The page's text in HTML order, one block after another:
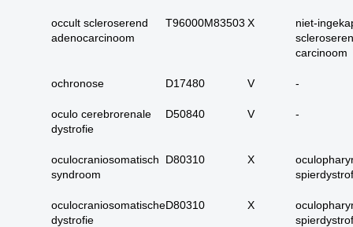
plaveiselcel-
16. alle benigne
18. alle
basaalcelcarcinomen
19. alle (primaire)
occult scleroserend
adenocarcinoom
T96000M83503 X
niet-
carcinoom
ochronose D17480 V -
oculo cerebrorenale
dystrofie
D50840 V -
oculocraniosomatisch
syndroom
D80310 X
oculocraniosomatische
dystrofie
D80310 X